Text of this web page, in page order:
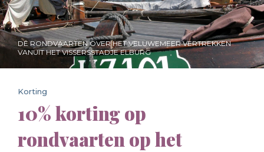
DE RONDVAARTEN OVER HET VELUWEMEER VERTREKKEN
VANUIT HET VISSERSSTADJE ELBURG
Korting
10% korting op
rondvaarten op het